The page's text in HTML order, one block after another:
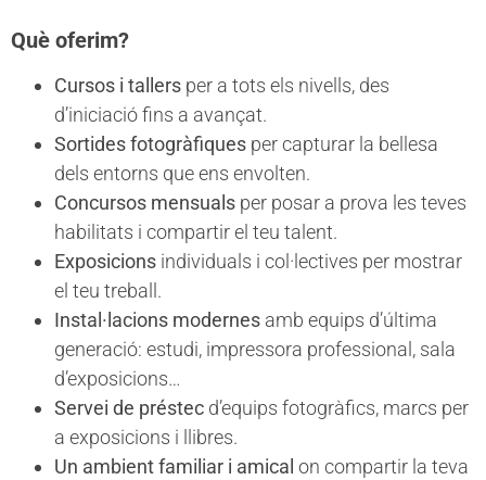
Què oferim?
Cursos i tallers per a tots els nivells, des
d’iniciació fins a avançat.
Sortides fotogràfiques per capturar la bellesa
dels entorns que ens envolten.
Concursos mensuals per posar a prova les teves
habilitats i compartir el teu talent.
Exposicions individuals i col·lectives per mostrar
el teu treball.
Instal·lacions modernes amb equips d’última
generació: estudi, impressora professional, sala
d’exposicions…
Servei de préstec d’equips fotogràfics, marcs per
a exposicions i llibres.
Un ambient familiar i amical on compartir la teva